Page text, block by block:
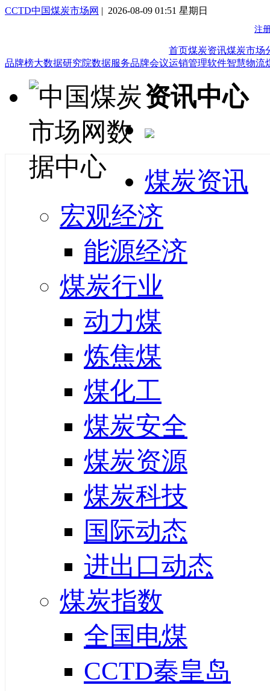
CCTD中国煤炭市场网 | 2026-08-09 01:51 星期日
首页煤炭资讯煤炭市场
品牌榜大数据研究院数据服务品牌会议运销管理软件智慧物流
资讯中心
煤炭资讯
宏观经济
能源经济
煤炭行业
动力煤
炼焦煤
煤化工
煤炭安全
煤炭资源
煤炭科技
国际动态
进出口动态
煤炭指数
全国电煤
CCTD秦皇岛